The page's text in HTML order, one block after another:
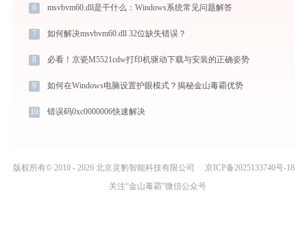
6 msvbvm60.dll是干什么：Windows系统常见问题解答
7 如何解决msvbvm60.dll 32位缺失错误？
8 必看！京瓷M5521cdw打印机驱动下载与安装的正确姿势
9 如何在Windows电脑设置护眼模式？揭秘金山毒霸优势
10 错误码0xc0000006快速解决
版权所有© 2010 - 2026 北京灵豹智能科技有限公司
京ICP备2025133740号-18
关注“金山毒霸”微信公众号